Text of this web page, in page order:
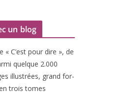
un blog
« C’est pour dire », de
quelque 2.000
illus­trées, grand for­
trois tomes